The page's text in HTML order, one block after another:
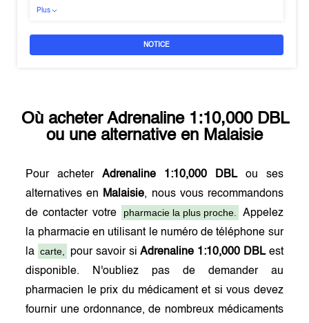
Plus
NOTICE
Où acheter Adrenaline 1:10,000 DBL
ou une alternative en Malaisie
Pour acheterAdrenaline 1:10,000 DBLou ses
alternatives en
Malaisie, nous vous recommandons
de contacter votre
pharmacie la plus proche.
Appelez
la pharmacie en utilisant le numéro de téléphone sur
la carte, pour savoir siAdrenaline 1:10,000 DBLest
disponible. N'oubliez pas de demander au
pharmacien le prix du médicament et si vous devez
fournir une ordonnance, de nombreux médicaments